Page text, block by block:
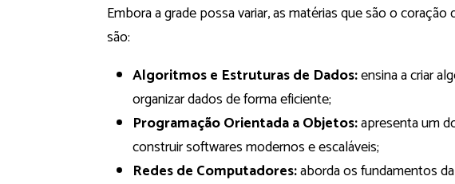
Embora a grade possa variar, as matérias que são o
são:
Algoritmos e Estruturas de Dados:ensina a criar
organizar dados de forma eficiente;
Programação Orientada a Objetos:apresenta um
construir softwares modernos e escaláveis;
Redes de Computadores:aborda os fundamentos